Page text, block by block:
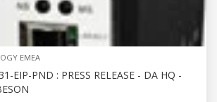
EMEA
EIP-PND : PRESS RELEASE - DA HQ -